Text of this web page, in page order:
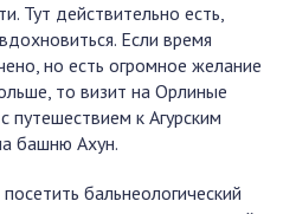
Тут действительно есть,
Если время
но есть огромное желание
то визит на Орлиные
путешествием к Агурским
башню Ахун.
бальнеологический